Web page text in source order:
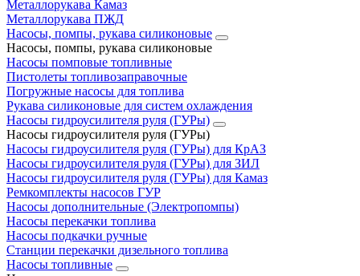
Металлорукава Камаз
Металлорукава ПЖД
Насосы, помпы, рукава силиконовые
Насосы, помпы, рукава силиконовые
Насосы помповые топливные
Пистолеты топливозаправочные
Погружные насосы для топлива
Рукава силиконовые для систем охлаждения
Насосы гидроусилителя руля (ГУРы)
Насосы гидроусилителя руля (ГУРы)
Насосы гидроусилителя руля (ГУРы) для КрАЗ
Насосы гидроусилителя руля (ГУРы) для ЗИЛ
Насосы гидроусилителя руля (ГУРы) для Камаз
Ремкомплекты насосов ГУР
Насосы дополнительные (Электропомпы)
Насосы перекачки топлива
Насосы подкачки ручные
Станции перекачки дизельного топлива
Насосы топливные